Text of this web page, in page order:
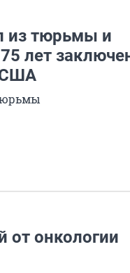
из тюрьмы и
лет
США
от онкологии